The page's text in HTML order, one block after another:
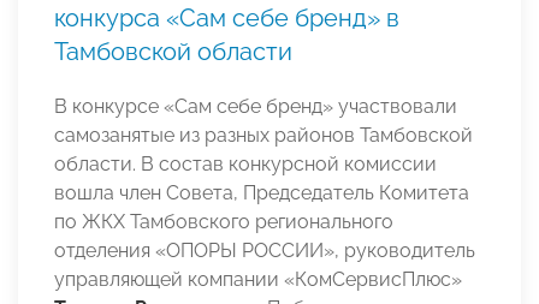
конкурса «Сам себе бренд» в
Тамбовской области
В конкурсе «Сам себе бренд» участвовали
самозанятые из разных районов Тамбовской
области. В состав конкурсной комиссии
вошла член Совета, Председатель Комитета
по ЖКХ Тамбовского регионального
отделения «ОПОРЫ РОССИИ», руководитель
управляющей компании «КомСервисПлюс»